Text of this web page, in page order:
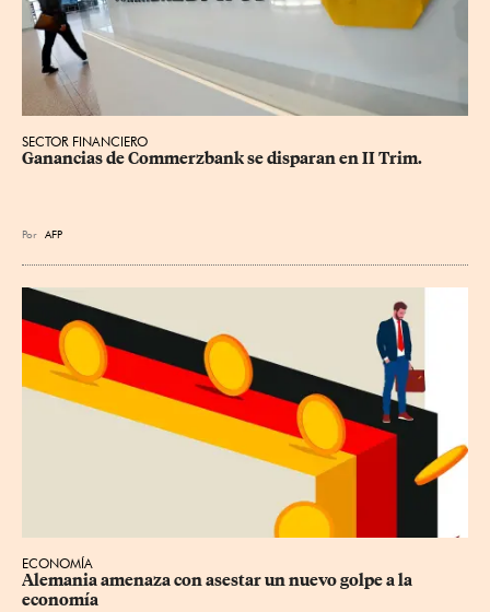
SECTOR FINANCIERO
Ganancias de Commerzbank se disparan en II Trim.
Por AFP
ECONOMÍA
Alemania amenaza con asestar un nuevo golpe a la
economía